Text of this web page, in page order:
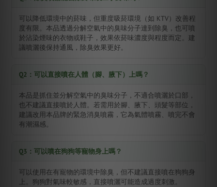
可以降低環境中的菸味，但重度吸菸環境（如 KTV）改善程
度有限。本品透過分解空氣中的臭味分子達到除臭，也可噴
於沾染煙味的衣物或鞋子，效果依菸味濃度與程度而定。建
議噴灑後保持通風，除臭效果更好。
Q2：可以直接噴在人體（腳、腋下）上嗎？
本品是抓住並分解空氣中的臭味分子，不適合噴灑於口部，
也不建議直接噴於人體。若需用於腳、腋下、頭髮等部位，
建議改用本品牌的緊急消臭噴霧，它為氣體噴霧、噴完不會
有潮濕感。
Q3：可以噴在狗狗等寵物身上嗎？
可以使用在有寵物的環境中除臭，但不建議直接噴在狗狗身
上。狗狗對氣味較敏感，直接噴灑可能造成過度刺激。